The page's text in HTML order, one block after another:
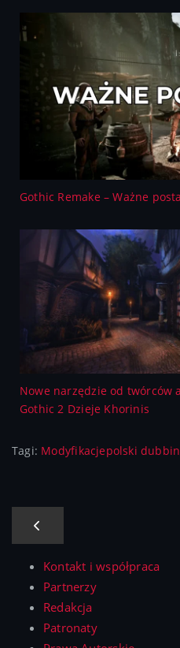
Gothic Remake – Ważne
Nowe narzędzie od twórców
Gothic 2 Dzieje Khorinis
Tagi: Modyfikacjepolski
Kontakt i współpraca
Partnerzy
Redakcja
Patronaty